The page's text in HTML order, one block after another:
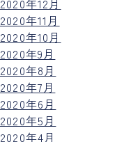
2020年12月
2020年11月
2020年10月
2020年9月
2020年8月
2020年7月
2020年6月
2020年5月
2020年4月